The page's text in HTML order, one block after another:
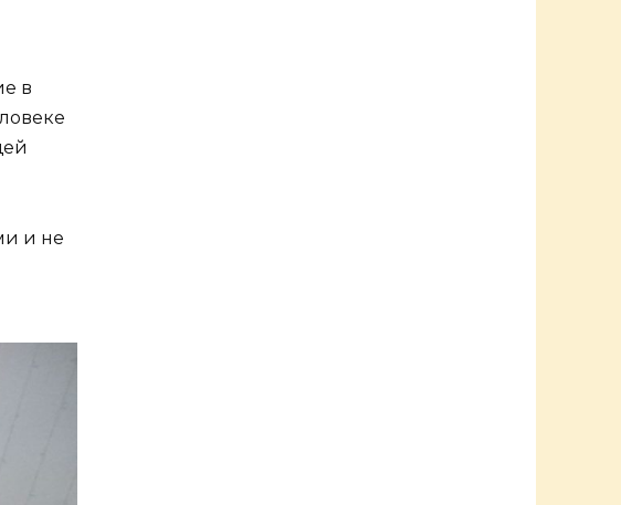
в
и не